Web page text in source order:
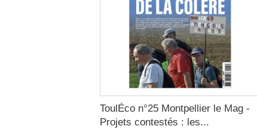
ToulÉco n°25 Montpellier le Mag -
Projets contestés : les...